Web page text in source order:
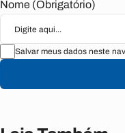
Nome (Obrigatório)
Salvar meus dados neste